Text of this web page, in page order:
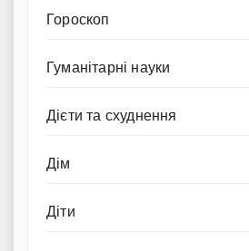
Гороскоп
Гуманітарні науки
Дієти та схуднення
Дім
Діти